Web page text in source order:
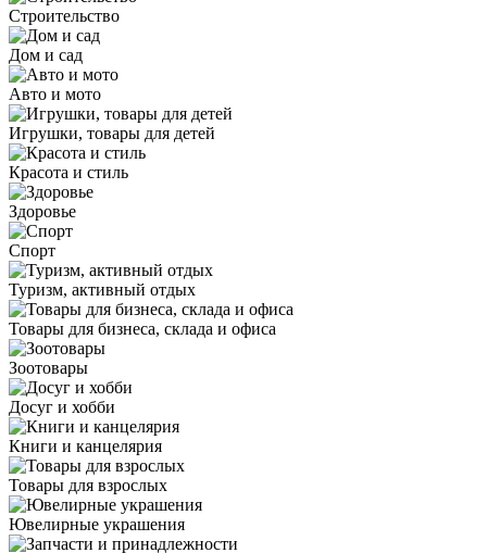
Строительство
Дом и сад
Авто и мото
Игрушки, товары для детей
Красота и стиль
Здоровье
Спорт
Туризм, активный отдых
Товары для бизнеса, склада и офиса
Зоотовары
Досуг и хобби
Книги и канцелярия
Товары для взрослых
Ювелирные украшения